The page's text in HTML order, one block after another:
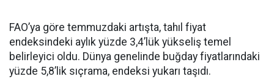
FAO’ya göre temmuzdaki artışta, tahıl fiyat
endeksindeki aylık yüzde 3,4’lük yükseliş temel
belirleyici oldu. Dünya genelinde buğday fiyatlarındaki
yüzde 5,8’lik sıçrama, endeksi yukarı taşıdı.